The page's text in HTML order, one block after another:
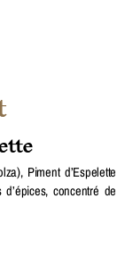
Piment d’Espelette
concentré de